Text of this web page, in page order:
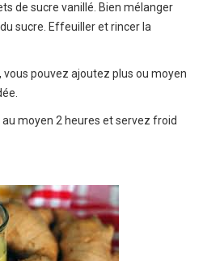
de sucre vanillé. Bien mélanger
sucre. Effeuiller et rincer la
vous pouvez ajoutez plus ou moyen
moyen 2 heures et servez froid